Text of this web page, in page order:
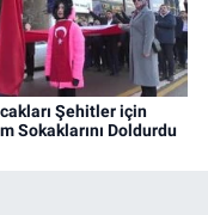
Şehitler için
Sokaklarını Doldurdu